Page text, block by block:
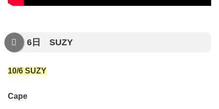
6日 SUZY
10/6 SUZY
Cape